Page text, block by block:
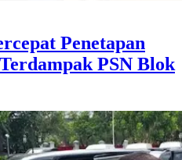
Penetapan
PSN Blok